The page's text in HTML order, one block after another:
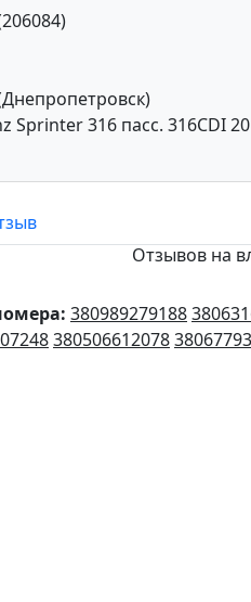
Sprinter 316 пасс. 316CDI
Отзывов на
380989279188
380506612078